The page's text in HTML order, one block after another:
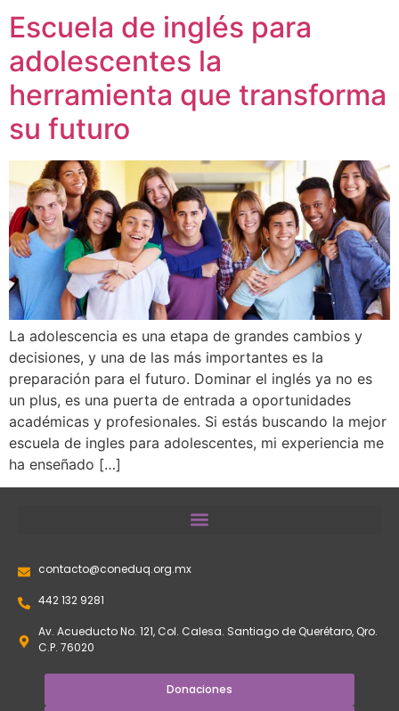
Escuela de inglés para
adolescentes la
herramienta que transforma
su futuro
La adolescencia es una etapa de grandes cambios y
decisiones, y una de las más importantes es la
preparación para el futuro. Dominar el inglés ya no es
un plus, es una puerta de entrada a oportunidades
académicas y profesionales. Si estás buscando la mejor
escuela de ingles para adolescentes, mi experiencia me
ha enseñado […]
contacto@coneduq.org.mx
442 132 9281
Av. Acueducto No. 121, Col. Calesa. Santiago de Querétaro, Qro.
C.P. 76020
Donaciones